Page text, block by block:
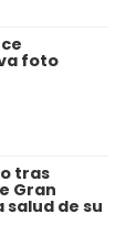
foto
tras
Gran
salud de su